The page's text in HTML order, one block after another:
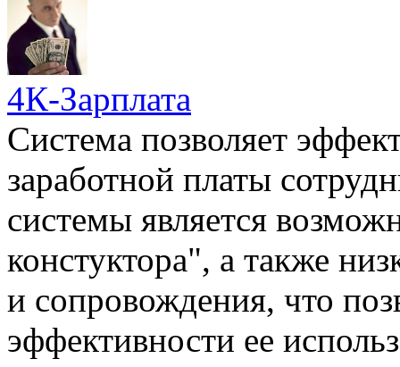
4К-Зарплата
Система позволяет
заработной платы
системы является
констуктора", а также
и сопровождения, что
эффективности ее